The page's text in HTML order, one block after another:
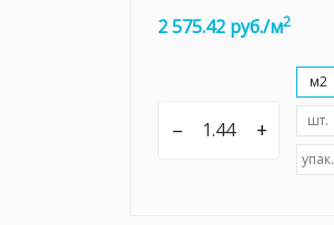
2 575.42 руб./м2
– +
м2
шт.
упак.